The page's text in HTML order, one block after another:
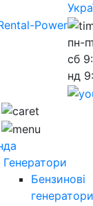
пн-
сб
нд
Генератори
Бензинові
генератори